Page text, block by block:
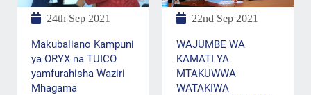
24th Sep 2021
Makubaliano Kampuni
ya ORYX na TUICO
yamfurahisha Waziri
Mhagama
22nd Sep 2021
WAJUMBE WA
KAMATI YA
MTAKUWWA
WATAKIWA